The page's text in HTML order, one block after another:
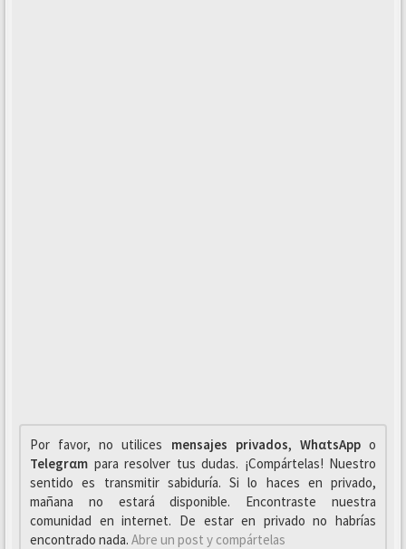
Por favor, no utilices mensajes privados, WhαtsAppo
Telegrαm para resolver tus dudas. ¡Compártelas! Nuestro
sentido es transmitir sabiduría. Si lo haces en privado,
mañana no estará disponible. Encontraste nuestra
comunidad en internet. De estar en privado no habrías
encontrado nada. Abre un post y compártelas